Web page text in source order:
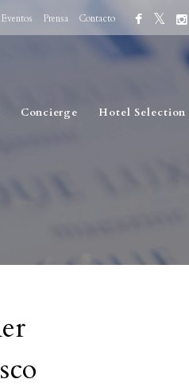
Eventos Prensa Contacto
Concierge Hotel Selection